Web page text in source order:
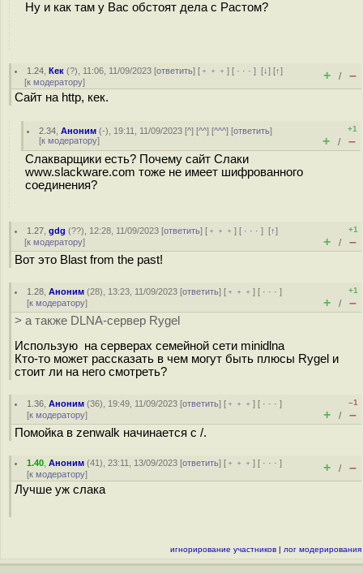
Ну и как там у Вас обстоят дела с Растом?
1.24 ,Кек (?), 11:06, 11/09/2023 [ответить] [ ﹢﹢﹢] [ · · ·][↓] [↑]
[к модератору] + / –
Сайт на http, кек.
2.34 ,Аноним (-), 19:11, 11/09/2023 [^] [^^] [^^^] [ответить]
[к модератору]
+1
+ / –
Слакварщики есть? Почему сайт Слаки
www.slackware.com тоже не имеет шифрованного
соединения?
1.27 ,gdg (??), 12:28, 11/09/2023 [ответить] [ ﹢﹢﹢] [ · · ·][↑]
[к модератору]
+1
+ / –
Вот это Blast from the past!
1.28 ,Аноним (28), 13:23, 11/09/2023 [ответить] [ ﹢﹢﹢] [ · · ·]
[к модератору]
+1
+ / –
> а также DLNA-сервер Rygel
Использую на серверах семейной сети minidlna
Кто-то может рассказать в чем могут быть плюсы Rygel и
стоит ли на него смотреть?
1.36 ,Аноним (36), 19:49, 11/09/2023 [ответить] [ ﹢﹢﹢] [ · · ·]
[к модератору]
–1
+ / –
Помойка в zenwalk начинается с /.
1.40 ,Аноним (41), 23:11, 13/09/2023 [ответить] [ ﹢﹢﹢] [ · · ·]
[к модератору] + / –
Лучше уж слака
игнорирование участников | лог модерирования